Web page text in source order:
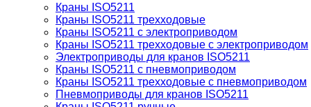
Краны ISO5211
Краны ISO5211 трехходовые
Краны ISO5211 с электроприводом
Краны ISO5211 трехходовые с электроприводом
Электроприводы для кранов ISO5211
Краны ISO5211 с пневмоприводом
Краны ISO5211 трехходовые с пневмоприводом
Пневмоприводы для кранов ISO5211